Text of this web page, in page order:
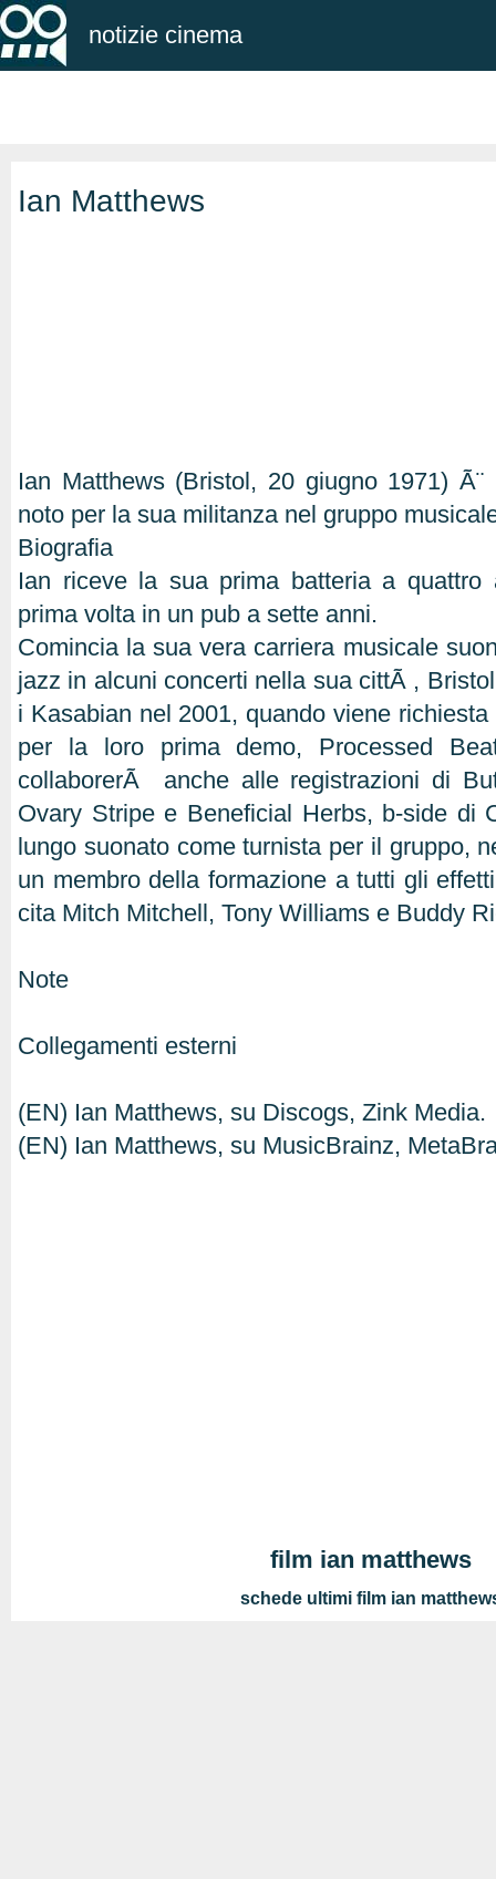
notizie cinema
Ian Matthews
Ian Matthews (Bristol, 20 giugno 1971)
noto per la sua militanza nel gruppo
Biografia
Ian riceve la sua prima batteria a
prima volta in un pub a sette anni.
Comincia la sua vera carriera musicale
jazz in alcuni concerti nella sua cittÃ ,
i Kasabian nel 2001, quando viene
per la loro prima demo, Processed
collaborerÃ anche alle registrazioni di
Ovary Stripe e Beneficial Herbs, b-side di
lungo suonato come turnista per il gruppo,
un membro della formazione a tutti gli
cita Mitch Mitchell, Tony Williams e Buddy
Note
Collegamenti esterni
(EN) Ian Matthews, su Discogs, Zink Media.
(EN) Ian Matthews, su MusicBrainz,
film ian matthews
schede ultimi film ian